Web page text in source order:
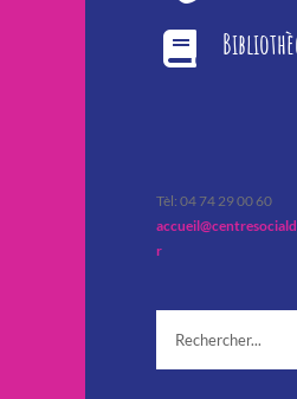
Tèl: 04 74 29 00 60
r